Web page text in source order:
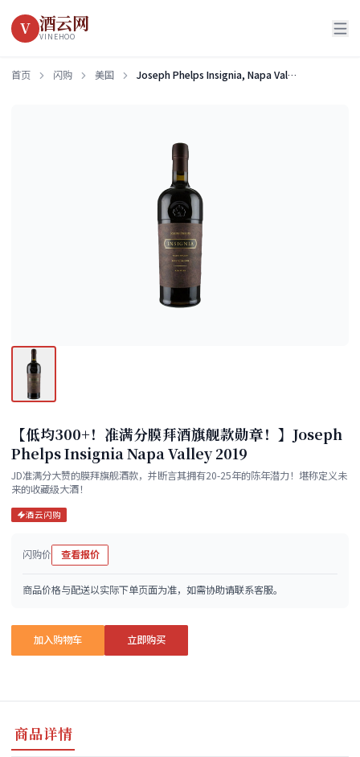
V 酒云网
VINEHOO
首页 闪购 美国 Joseph Phelps Insignia, Napa Valley
【低均300+！准满分膜拜酒旗舰款勋章！】Joseph
Phelps Insignia Napa Valley 2019
JD准满分大赞的膜拜旗舰酒款，并断言其拥有20-25年的陈年潜力！堪称定义未
来的收藏级大酒！
酒云闪购
闪购价 查看报价
商品价格与配送以实际下单页面为准，如需协助请联系客服。
加入购物车 立即购买
商品详情